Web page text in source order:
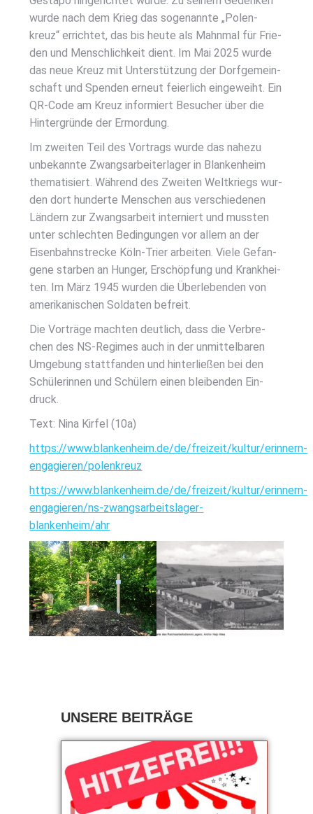
wur­de nach dem Krieg das soge­nann­te „Polen­
kreuz“ errich­tet, das bis heu­te als Mahn­mal für Frie­
den und Mensch­lich­keit dient. Im Mai 2025 wur­de
das neue Kreuz mit Unter­stüt­zung der Dorf­ge­mein­
schaft und Spen­den erneut fei­er­lich ein­ge­weiht. Ein
QR-Code am Kreuz infor­miert Besu­cher über die
Hin­ter­grün­de der Ermor­dung.
Im zwei­ten Teil des Vor­trags wur­de das nahe­zu
unbe­kann­te Zwangs­ar­bei­ter­la­ger in Blan­ken­heim
the­ma­ti­siert. Wäh­rend des Zwei­ten Welt­kriegs wur­
den dort hun­der­te Men­schen aus ver­schie­de­nen
Län­dern zur Zwangs­ar­beit inter­niert und muss­ten
unter schlech­ten Bedin­gun­gen vor allem an der
Eisen­bahn­stre­cke Köln-Trier arbei­ten. Vie­le Gefan­
ge­ne star­ben an Hun­ger, Erschöp­fung und Krank­hei­
ten. Im März 1945 wur­den die Über­le­ben­den von
ame­ri­ka­ni­schen Sol­da­ten befreit.
Die Vor­trä­ge mach­ten deut­lich, dass die Ver­bre­
chen des NS-Regimes auch in der unmit­tel­ba­ren
Umge­bung statt­fan­den und hin­ter­lie­ßen bei den
Schü­le­rin­nen und Schü­lern einen blei­ben­den Ein­
druck.
Text: Nina Kir­fel (10a)
https://www.blankenheim.de/de/freizeit/kultur/erinnern-
engagieren/polenkreuz
https://www.blankenheim.de/de/freizeit/kultur/erinnern-
engagieren/ns-zwangsarbeitslager-
blankenheim/ahr